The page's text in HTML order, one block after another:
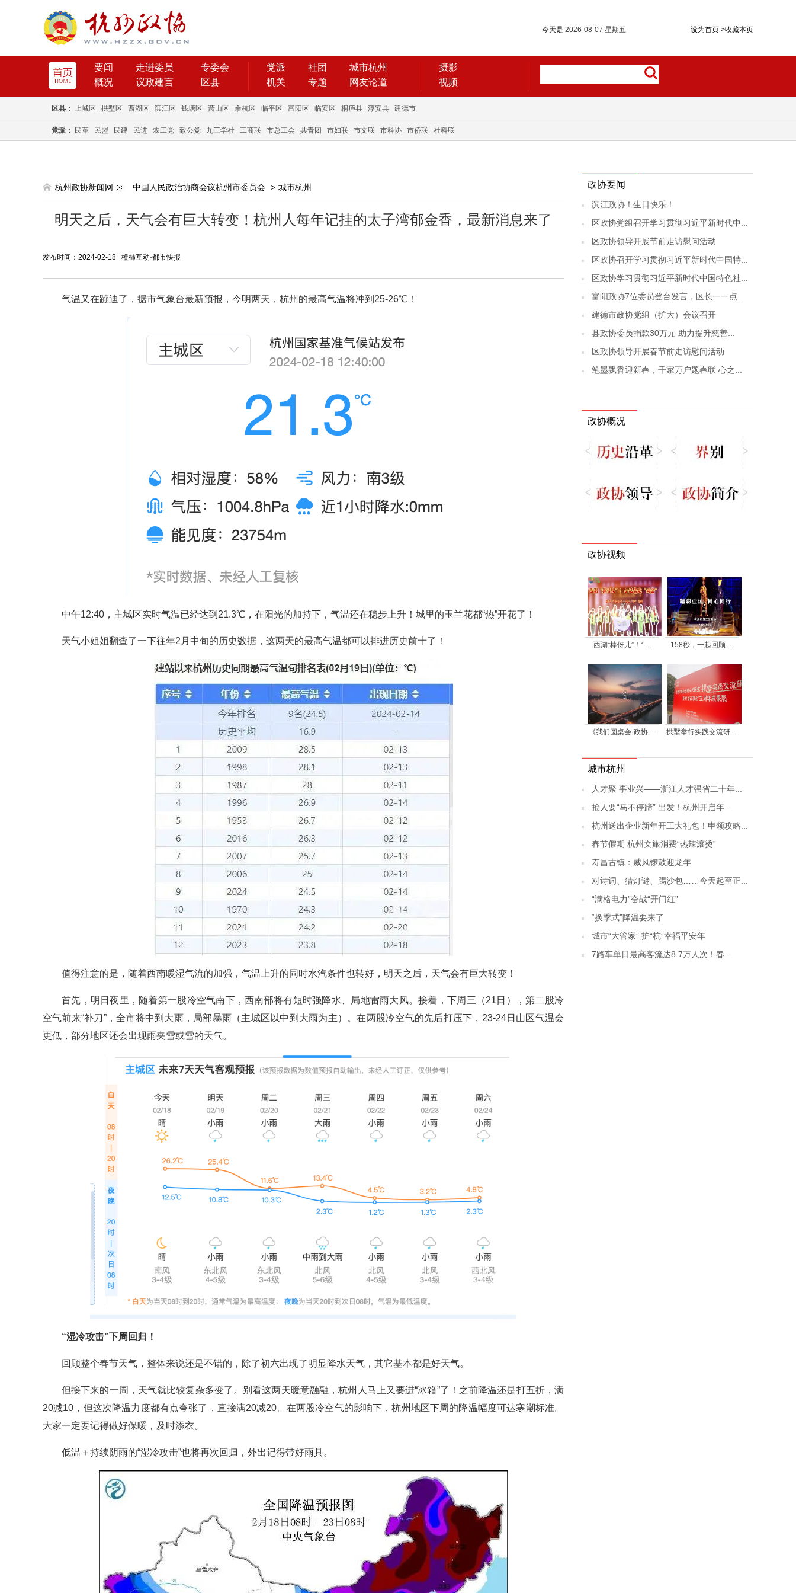
设为首页 >收藏本页
今天是 2026-08-07 星期五
要闻 走进委员
专委会
概况
议政建言 区县
党派 社团
城市杭州
机关
专题 网友论道
摄影
视频
区县： 上城区 拱墅区 西湖区 滨江区 钱塘区 萧山区 余杭区 临平区 富阳区 临安区 桐庐县 淳安县 建德市
党派： 民革 民盟 民建 民进 农工党 致公党 九三学社 工商联 市总工会 共青团 市妇联 市文联 市科协 市侨联 社科联
杭州政协新闻网 中国人民政治协商会议杭州市委员会 > 城市杭州
明天之后，天气会有巨大转变！杭州人每年记挂的太子湾郁金香，最新消息来了
发布时间：2024-02-18 橙柿互动·都市快报
气温又在蹦迪了，据市气象台最新预报，今明两天，杭州的最高气温将冲到25-26℃！
中午12:40，主城区实时气温已经达到21.3℃，在阳光的加持下，气温还在稳步上升！城里的玉兰花都“热”开花了！
天气小姐姐翻查了一下往年2月中旬的历史数据，这两天的最高气温都可以排进历史前十了！
值得注意的是，随着西南暖湿气流的加强，气温上升的同时水汽条件也转好，明天之后，天气会有巨大转变！
首先，明日夜里，随着第一股冷空气南下，西南部将有短时强降水、局地雷雨大风。接着，下周三（21日），第二股冷
空气前来“补刀”，全市将中到大雨，局部暴雨（主城区以中到大雨为主）。在两股冷空气的先后打压下，23-24日山区气温会
更低，部分地区还会出现雨夹雪或雪的天气。
“湿冷攻击”下周回归！
回顾整个春节天气，整体来说还是不错的，除了初六出现了明显降水天气，其它基本都是好天气。
但接下来的一周，天气就比较复杂多变了。别看这两天暖意融融，杭州人马上又要进“冰箱”了！之前降温还是打五折，满
20减10，但这次降温力度都有点夸张了，直接满20减20。在两股冷空气的影响下，杭州地区下周的降温幅度可达寒潮标准。
大家一定要记得做好保暖，及时添衣。
低温＋持续阴雨的“湿冷攻击”也将再次回归，外出记得带好雨具。
政协要闻
滨江政协！生日快乐！
区政协党组召开学习贯彻习近平新时代中...
区政协领导开展节前走访慰问活动
区政协召开学习贯彻习近平新时代中国特...
区政协学习贯彻习近平新时代中国特色社...
富阳政协7位委员登台发言，区长一一点...
建德市政协党组（扩大）会议召开
县政协委员捐款30万元 助力提升慈善...
区政协领导开展春节前走访慰问活动
笔墨飘香迎新春，千家万户题春联 心之...
政协概况
政协视频
西湖“棒伢儿”！“ ... 158秒，一起回顾 ...
《我们圆桌会·政协 ... 拱墅举行实践交流研 ...
城市杭州
人才聚 事业兴——浙江人才强省二十年...
抢人要“马不停蹄” 出发！杭州开启年...
杭州送出企业新年开工大礼包！申领攻略...
春节假期 杭州文旅消费“热辣滚烫”
寿昌古镇：威风锣鼓迎龙年
对诗词、猜灯谜、踢沙包……今天起至正...
“满格电力”奋战“开门红”
“换季式”降温要来了
城市“大管家” 护“杭”幸福平安年
7路车单日最高客流达8.7万人次！春...